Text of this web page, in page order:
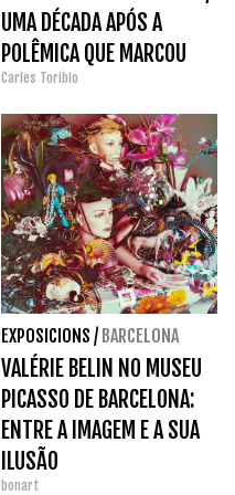
UMA DÉCADA APÓS A
POLÊMICA QUE MARCOU
SUA SAÍDA.
Carles Toribio
EXPOSICIONS / BARCELONA
VALÉRIE BELIN NO MUSEU
PICASSO DE BARCELONA:
ENTRE A IMAGEM E A SUA
ILUSÃO
bonart